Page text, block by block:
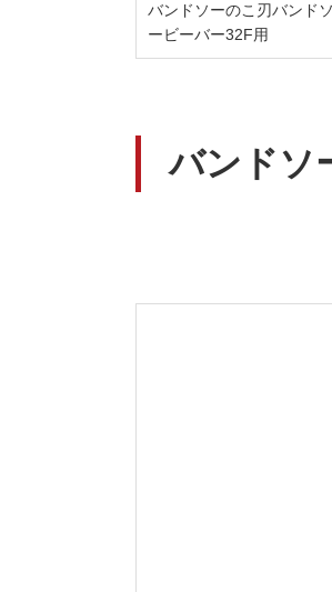
バンドソーのこ刃バンドソ
ービーバー32F用
バンドソ